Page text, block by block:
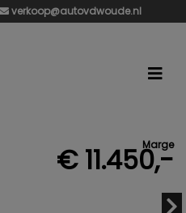
verkoop@autovdwoude.nl
Marge
€ 11.450,-